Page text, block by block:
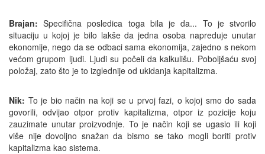
Brajan: Specifična posledica toga bila je da... To je stvorilo
situaciju u kojoj je bilo lakše da jedna osoba napreduje unutar
ekonomije, nego da se odbaci sama ekonomija, zajedno s nekom
većom grupom ljudi. Ljudi su počeli da kalkulišu. Poboljšaću svoj
položaj, zato što je to izglednije od ukidanja kapitalizma.
Nik: To je bio način na koji se u prvoj fazi, o kojoj smo do sada
govorili, odvijao otpor protiv kapitalizma, otpor iz pozicije koju
zauzimate unutar proizvodnje. To je način koji se ugasio ili koji
više nije dovoljno snažan da bismo se tako mogli boriti protiv
kapitalizma kao sistema.